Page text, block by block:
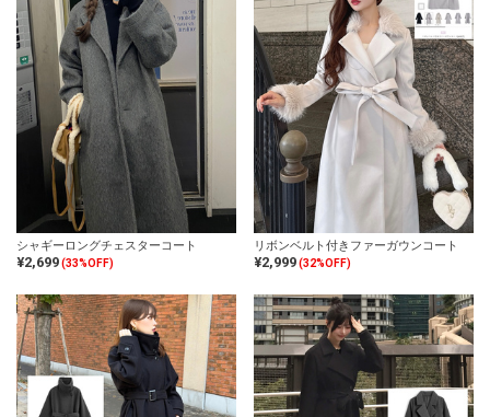
シャギーロングチェスターコート
¥2,699(33%OFF)
リボンベルト付きファーガウンコート
¥2,999(32%OFF)